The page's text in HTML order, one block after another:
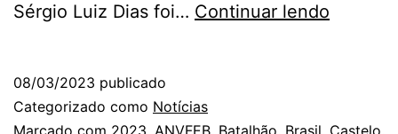
Sérgio Luiz Dias foi… Continuar lendo
08/03/2023 publicado
Categorizado como Notícias